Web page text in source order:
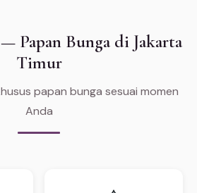
Papan Bunga di Jakarta
Timur
papan bunga sesuai momen
Anda